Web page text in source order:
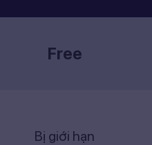
Free
Bị giới hạn